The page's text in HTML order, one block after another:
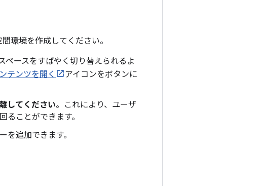
環境を作成してください。
ペースをすばやく切り替えられるよ
テンツを開く
アイコンをボタンに
してください。これにより、ユーザ
ことができます。
を追加できます。